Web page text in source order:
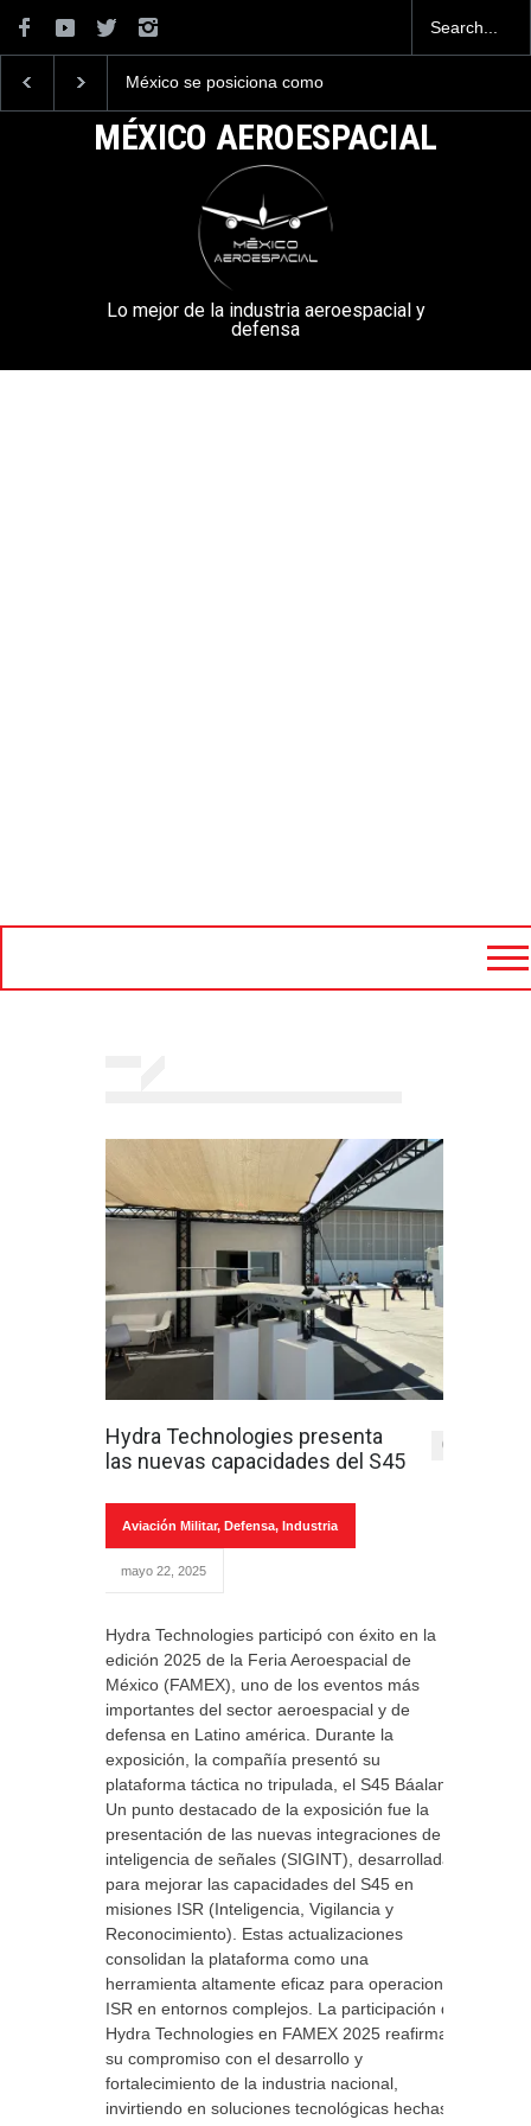
México se posiciona como
aeroespacial del mundo, al
superar los 13,600 millones
de dólares en exportaciones
la Armada de México
MÉXICO AEROESPACIAL
Lo mejor de la industria aeroespacial y
defensa
Hydra Technologies presenta
las nuevas capacidades del S45
0
Aviación Militar, Defensa, Industria
mayo 22, 2025
Hydra Technologies participó con éxito en la
edición 2025 de la Feria Aeroespacial de
México (FAMEX), uno de los eventos más
importantes del sector aeroespacial y de
defensa en Latino américa. Durante la
exposición, la compañía presentó su
plataforma táctica no tripulada, el S45 Báalam.
Un punto destacado de la exposición fue la
presentación de las nuevas integraciones de
inteligencia de señales (SIGINT), desarrolladas
para mejorar las capacidades del S45 en
misiones ISR (Inteligencia, Vigilancia y
Reconocimiento). Estas actualizaciones
consolidan la plataforma como una
herramienta altamente eficaz para operaciones
ISR en entornos complejos. La participación de
Hydra Technologies en FAMEX 2025 reafirma
su compromiso con el desarrollo y
fortalecimiento de la industria nacional,
invirtiendo en soluciones tecnológicas hechas